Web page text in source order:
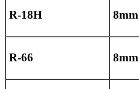
R-18H 8mm
R-66 8mm